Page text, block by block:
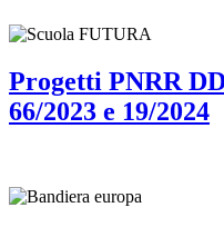
Progetti PNRR
66/2023 e 19/2024